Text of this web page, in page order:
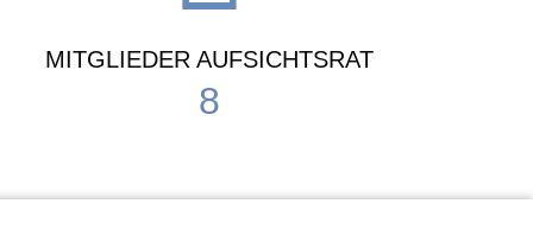
MITGLIEDER AUFSICHTSRAT
8